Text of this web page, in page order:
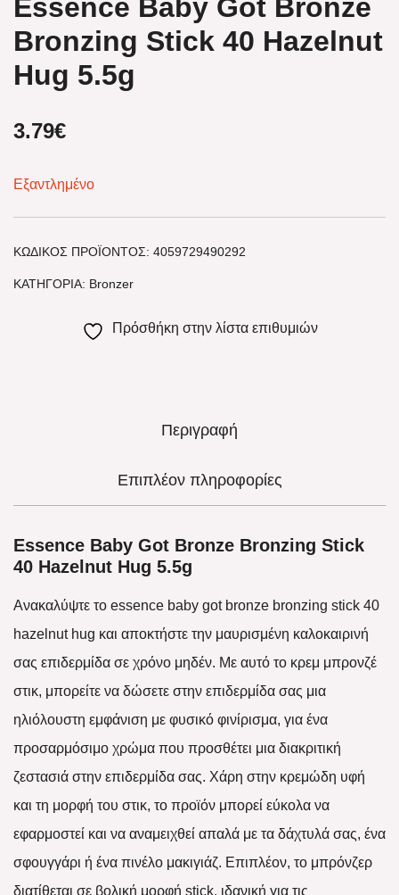
Essence Baby Got Bronze
Bronzing Stick 40 Hazelnut
Hug 5.5g
3.79€
Εξαντλημένο
ΚΩΔΙΚΌΣ ΠΡΟΪΌΝΤΟΣ: 4059729490292
ΚΑΤΗΓΟΡΊΑ: Bronzer
Πρόσθήκη στην λίστα επιθυμιών
Περιγραφή
Επιπλέον πληροφορίες
Essence Baby Got Bronze Bronzing Stick
40 Hazelnut Hug 5.5g
Ανακαλύψτε το essence baby got bronze bronzing stick 40
hazelnut hug και αποκτήστε την μαυρισμένη καλοκαιρινή
σας επιδερμίδα σε χρόνο μηδέν. Με αυτό το κρεμ μπρονζέ
στικ, μπορείτε να δώσετε στην επιδερμίδα σας μια
ηλιόλουστη εμφάνιση με φυσικό φινίρισμα, για ένα
προσαρμόσιμο χρώμα που προσθέτει μια διακριτική
ζεστασιά στην επιδερμίδα σας. Χάρη στην κρεμώδη υφή
και τη μορφή του στικ, το προϊόν μπορεί εύκολα να
εφαρμοστεί και να αναμειχθεί απαλά με τα δάχτυλά σας, ένα
σφουγγάρι ή ένα πινέλο μακιγιάζ. Επιπλέον, το μπρόνζερ
διατίθεται σε βολική μορφή stick, ιδανική για τις